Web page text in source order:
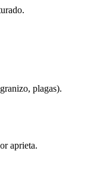
plagas).
aprieta.